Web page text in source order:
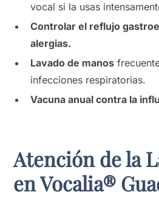
vocal si la usas
Controlar el reflujo
alergias.
Lavado de manos
infecciones respiratorias.
Vacuna anual contra la
Atención de la
en Vocalia®